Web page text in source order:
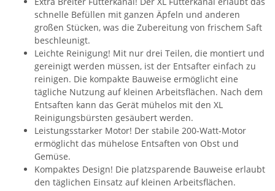
schnelle Befüllen mit ganzen Äpfeln und anderen
großen Stücken, was die Zubereitung von frischem Saft
beschleunigt.
Leichte Reinigung! Mit nur drei Teilen, die montiert und
gereinigt werden müssen, ist der Entsafter einfach zu
reinigen. Die kompakte Bauweise ermöglicht eine
tägliche Nutzung auf kleinen Arbeitsflächen. Nach dem
Entsaften kann das Gerät mühelos mit den XL
Reinigungsbürsten gesäubert werden.
Leistungsstarker Motor! Der stabile 200-Watt-Motor
ermöglicht das mühelose Entsaften von Obst und
Gemüse.
Kompaktes Design! Die platzsparende Bauweise erlaubt
den täglichen Einsatz auf kleinen Arbeitsflächen.